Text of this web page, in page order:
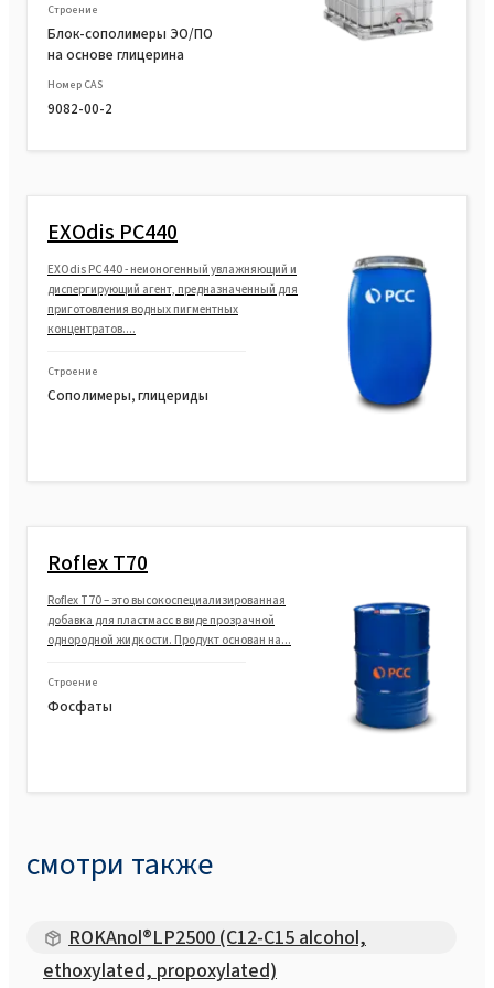
SULFOROKAnol® L725/1 (Sodium C12-C14
Laureth Sulfate)
SULFOROKAnol®L385/1T (TIPA Laureth
Sulfate, Propylene Glycol)
SULFOROKAnol®L290/1M (MIPA Laureth
SULFOROKAnol®L290/1M MB (MIPA Laureth
Строение
Блок-сополимеры ЭО/ПО
на основе глицерина
Номер CAS
9082-00-2
EXOdis PC440
EXOdis PC440 - неионогенный увлажняющий и
диспергирующий агент, предназначенный для
приготовления водных пигментных
концентратов....
Строение
Сополимеры, глицериды
Roflex T70
Roflex T70 – это высокоспециализированная
добавка для пластмасс в виде прозрачной
однородной жидкости. Продукт основан на...
Строение
Фосфаты
смотри также
ROKAnol®LP2500 (C12-C15 alcohol,
ethoxylated, propoxylated)